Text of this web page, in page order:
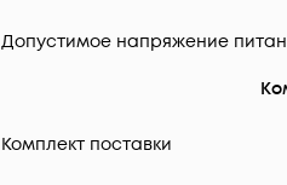
Допустимое напряжение
Комплект поставки